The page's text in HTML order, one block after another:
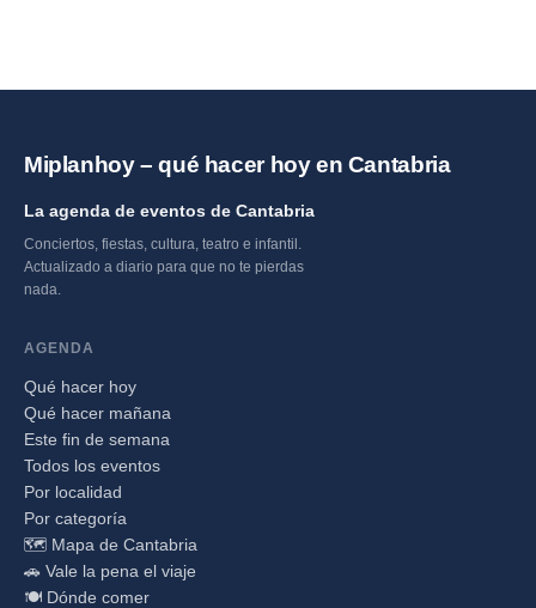
Miplanhoy – qué hacer hoy en Cantabria
La agenda de eventos de Cantabria
Conciertos, fiestas, cultura, teatro e infantil.
Actualizado a diario para que no te pierdas
nada.
AGENDA
Qué hacer hoy
Qué hacer mañana
Este fin de semana
Todos los eventos
Por localidad
Por categoría
🗺️ Mapa de Cantabria
🚗 Vale la pena el viaje
🍽️ Dónde comer